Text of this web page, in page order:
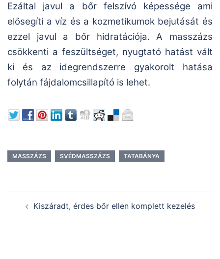
Ezáltal javul a bőr felszívó képessége ami
elősegíti a víz és a kozmetikumok bejutását és
ezzel javul a bőr hidratációja. A masszázs
csökkenti a feszültséget, nyugtató hatást vált
ki és az idegrendszerre gyakorolt hatása
folytán fájdalomcsillapító is lehet.
MASSZÁZS SVÉDMASSZÁZS TATABÁNYA
navigation
Kiszáradt, érdes bőr ellen komplett kezelés